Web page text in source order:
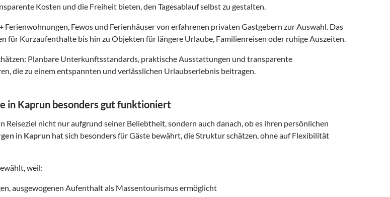
Kosten und die Freiheit bieten, den Tagesablauf selbst zu gestalten.
Ferienwohnungen, Fewos und Ferienhäuser von erfahrenen privaten Gastgebern zur Auswahl. Das
für Kurzaufenthalte bis hin zu Objekten für längere Urlaube, Familienreisen oder ruhige Auszeiten.
Planbare Unterkunftsstandards, praktische Ausstattungen und transparente
die zu einem entspannten und verlässlichen Urlaubserlebnis beitragen.
in Kaprun besonders gut funktioniert
Reiseziel nicht nur aufgrund seiner Beliebtheit, sondern auch danach, ob es ihren persönlichen
in Kaprun hat sich besonders für Gäste bewährt, die Struktur schätzen, ohne auf Flexibilität
weil:
ausgewogenen Aufenthalt als Massentourismus ermöglicht